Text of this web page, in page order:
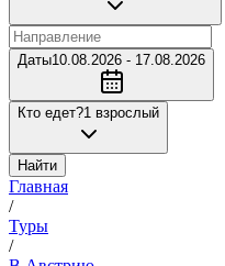
Даты10.08.2026 - 17.08.2026
Кто едет?1 взрослый
Найти
Главная
/
Туры
/